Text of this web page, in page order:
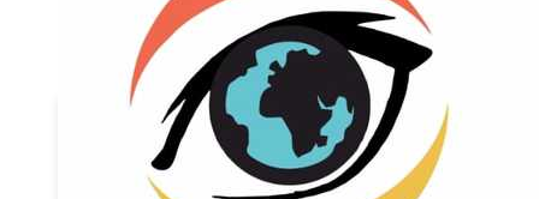
Asociación
Quiénes
Somos
Servicios